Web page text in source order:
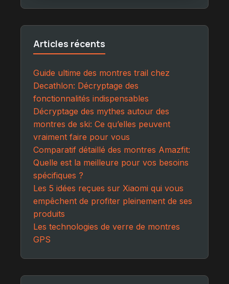
Articles récents
Guide ultime des montres trail chez
Decathlon: Décryptage des
fonctionnalités indispensables
Décryptage des mythes autour des
montres de ski: Ce qu’elles peuvent
vraiment faire pour vous
Comparatif détaillé des montres Amazfit:
Quelle est la meilleure pour vos besoins
spécifiques ?
Les 5 idées reçues sur Xiaomi qui vous
empêchent de profiter pleinement de ses
produits
Les technologies de verre de montres
GPS